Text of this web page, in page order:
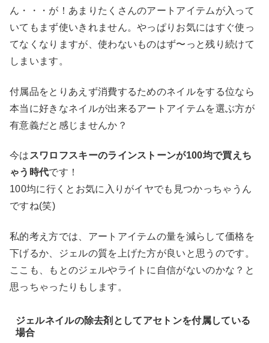
ん・・・が！あまりたくさんのアートアイテムが入って
いてもまず使いきれません。やっぱりお気にはすぐ使っ
てなくなりますが、使わないものはず〜っと残り続けて
しまいます。
付属品をとりあえず消費するためのネイルをする位なら
本当に好きなネイルが出来るアートアイテムを選ぶ方が
有意義だと感じませんか？
今は スワロフスキーのラインストーンが100均で買えち
ゃう時代です！
100均に行くとお気に入りがイヤでも見つかっちゃうん
ですね(笑)
私的考え方では、アートアイテムの量を減らして価格を
下げるか、ジェルの質を上げた方が良いと思うのです。
ここも、もとのジェルやライトに自信がないのかな？と
思っちゃったりもします。
ジェルネイルの除去剤としてアセトンを付属している
場合